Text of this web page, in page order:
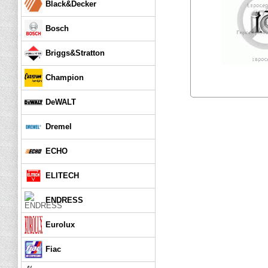
Black&Decker
Bosch
Briggs&Stratton
Champion
DeWALT
Dremel
ECHO
ELITECH
ENDRESS
Eurolux
Fiac